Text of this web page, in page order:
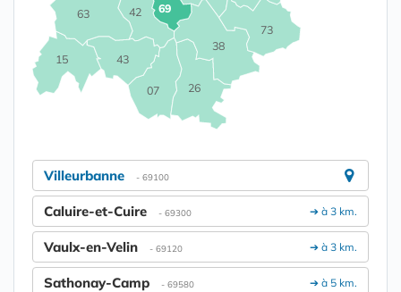
07
15
26
38
42
43
63
69
73
Villeurbanne - 69100
➔ à 3 km.
Caluire-et-Cuire - 69300
➔ à 3 km.
Vaulx-en-Velin - 69120
➔ à 5 km.
Sathonay-Camp - 69580